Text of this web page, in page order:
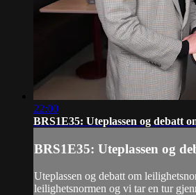
22:00
BRS1E35: Uteplassen og debatt
BRS1E35: Uteplassen og
Uteplassen og debatt om
leilighetsnormen og vi tar en tur